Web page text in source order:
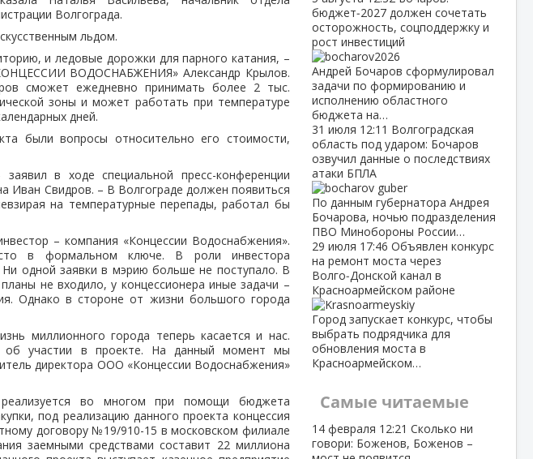
Волгограда.
льдом.
и ледовые дорожки для парного катания, –
ВОДОСНАБЖЕНИЯ» Александр Крылов.
сможет ежедневно принимать более 2 тыс.
зоны и может работать при температуре
дней.
были вопросы относительно его стоимости,
в ходе специальной пресс-конференции
Иван Свидров. – В Волгограде должен появиться
на температурные перепады, работал бы
– компания «Концессии Водоснабжения».
в формальном ключе. В роли инвестора
одной заявки в мэрию больше не поступало. В
не входило, у концессионера иные задачи –
Однако в стороне от жизни большого города
миллионного города теперь касается и нас.
об участии в проекте. На данный момент мы
директора ООО «Концессии Водоснабжения»
во многом при помощи бюджета
под реализацию данного проекта концессия
договору №19/910-15 в московском филиале
заемными средствами составит 22 миллиона
бюджет‑2027 должен сочетать
осторожность, соцподдержку и
рост инвестиций
Андрей Бочаров сформулировал
задачи по формированию и
исполнению областного
бюджета на…
31 июля 12:11 Волгоградская
область под ударом: Бочаров
озвучил данные о последствиях
атаки БПЛА
По данным губернатора Андрея
Бочарова, ночью подразделения
ПВО Минобороны России…
29 июля 17:46 Объявлен конкурс
на ремонт моста через
Волго‑Донской канал в
Красноармейском районе
Город запускает конкурс, чтобы
выбрать подрядчика для
обновления моста в
Красноармейском…
Самые читаемые
14 февраля 12:21 Сколько ни
говори: Боженов, Боженов –